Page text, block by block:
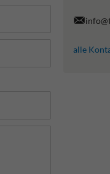
alle